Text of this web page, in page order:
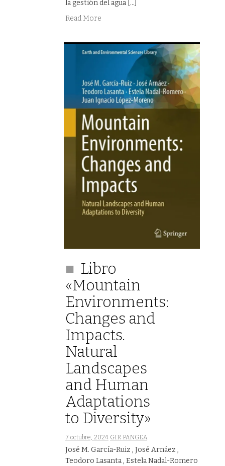
la gestión del agua […]
Read More
Libro
«Mountain
Environments:
Changes and
Impacts.
Natural
Landscapes
and Human
Adaptations
to Diversity»
7 octubre, 2024 GIR PANGEA
José M. García-Ruiz , José Arnáez ,
Teodoro Lasanta , Estela Nadal-Romero